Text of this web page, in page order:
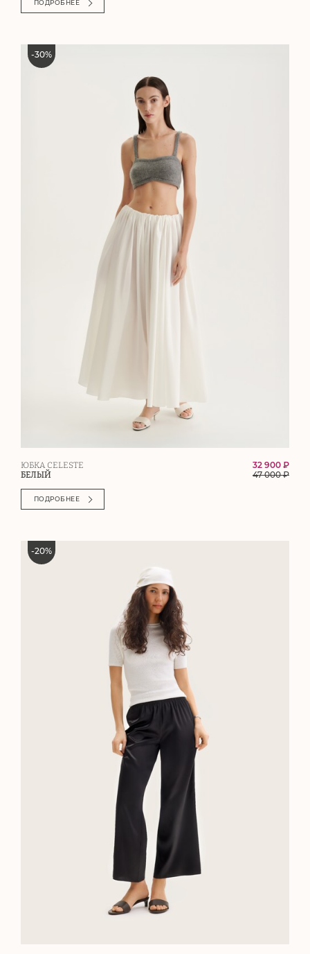
ПОДРОБНЕЕ
-30%
ЮБКА CELESTE
БЕЛЫЙ
32 900 ₽
47 000₽
ПОДРОБНЕЕ
-20%